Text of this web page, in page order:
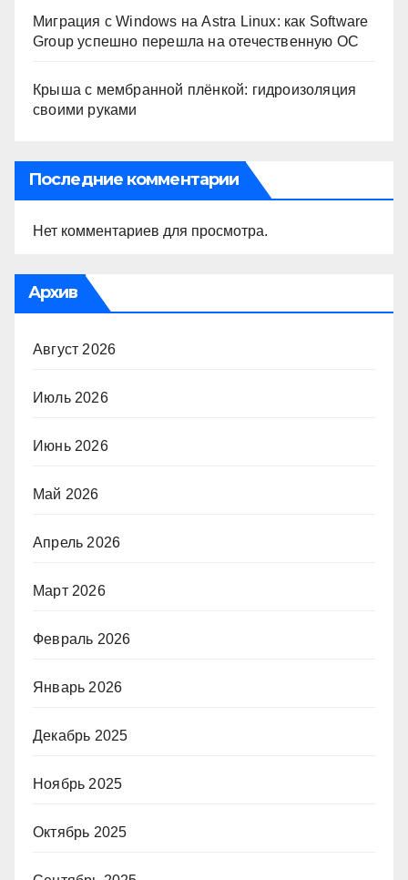
Миграция с Windows на Astra Linux: как Software
Group успешно перешла на отечественную ОС
Крыша с мембранной плёнкой: гидроизоляция
своими руками
Последние комментарии
Нет комментариев для просмотра.
Архив
Август 2026
Июль 2026
Июнь 2026
Май 2026
Апрель 2026
Март 2026
Февраль 2026
Январь 2026
Декабрь 2025
Ноябрь 2025
Октябрь 2025